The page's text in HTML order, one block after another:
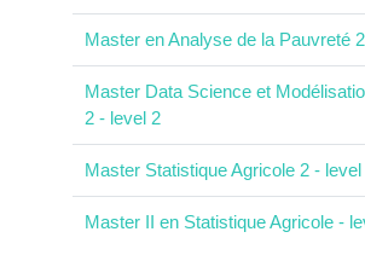
Master en Analyse de la Pauvreté
Master Data Science et
2 - level 2
Master Statistique Agricole 2 - level
Master II en Statistique Agricole -